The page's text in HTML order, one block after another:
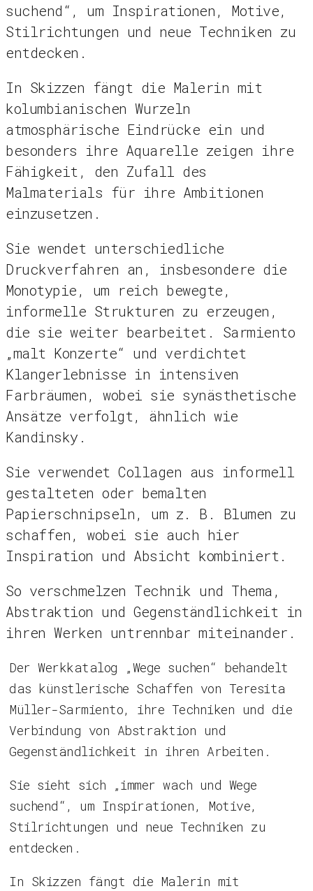
suchend“, um Inspirationen, Motive,
Stilrichtungen und neue Techniken zu
entdecken.
In Skizzen fängt die Malerin mit
kolumbianischen Wurzeln
atmosphärische Eindrücke ein und
besonders ihre Aquarelle zeigen ihre
Fähigkeit, den Zufall des
Malmaterials für ihre Ambitionen
einzusetzen.
Sie wendet unterschiedliche
Druckverfahren an, insbesondere die
Monotypie, um reich bewegte,
informelle Strukturen zu erzeugen,
die sie weiter bearbeitet. Sarmiento
„malt Konzerte“ und verdichtet
Klangerlebnisse in intensiven
Farbräumen, wobei sie synästhetische
Ansätze verfolgt, ähnlich wie
Kandinsky.
Sie verwendet Collagen aus informell
gestalteten oder bemalten
Papierschnipseln, um z. B. Blumen zu
schaffen, wobei sie auch hier
Inspiration und Absicht kombiniert.
So verschmelzen Technik und Thema,
Abstraktion und Gegenständlichkeit in
ihren Werken untrennbar miteinander.
Der Werkkatalog „Wege suchen“ behandelt
das künstlerische Schaffen von Teresita
Müller-Sarmiento, ihre Techniken und die
Verbindung von Abstraktion und
Gegenständlichkeit in ihren Arbeiten.
Sie sieht sich „immer wach und Wege
suchend“, um Inspirationen, Motive,
Stilrichtungen und neue Techniken zu
entdecken.
In Skizzen fängt die Malerin mit